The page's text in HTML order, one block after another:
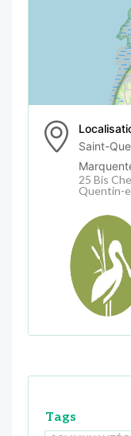
Saint-
25 Bis
Quentin-
Tags